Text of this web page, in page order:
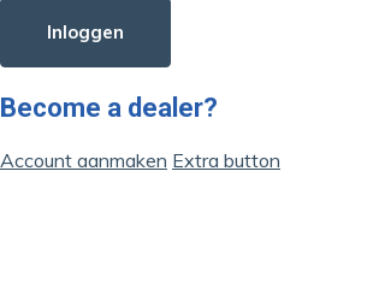
Inloggen
Become a dealer?
Account aanmaken Extra button